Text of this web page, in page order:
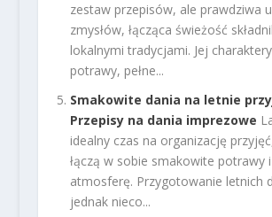
zestaw przepisów, ale prawdziwa
zmysłów, łącząca świeżość
lokalnymi tradycjami. Jej
potrawy, pełne...
Smakowite dania na letnie
Przepisy na dania imprezowe
idealny czas na organizację
łączą w sobie smakowite potrawy
atmosferę. Przygotowanie letnich
jednak nieco...